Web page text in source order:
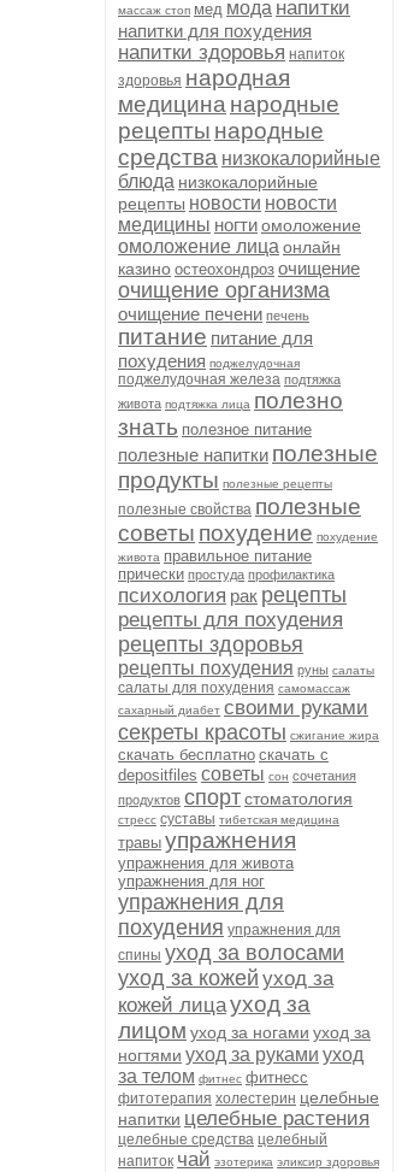
массаж стоп мед мода напитки
напитки для похудения
напитки здоровья напиток
здоровья народная
медицина народные
рецепты народные
средства низкокалорийные
блюда низкокалорийные
рецепты новости новости
медицины ногтиомоложение
омоложение лица онлайн
казино остеохондроз очищение
очищение организма
очищение печени печень
питание питание для
похудения поджелудочная
поджелудочная железа подтяжка
живота подтяжка лица полезно
знать полезное питание
полезные напитки полезные
продукты полезные рецепты
полезные свойства полезные
советы похудение похудение
живота правильное питание
прически простуда профилактика
психология рак рецепты
рецепты для похудения
рецепты здоровья
рецепты похудения руны салаты
салаты для похудения самомассаж
сахарный диабет своими руками
секреты красоты сжигание жира
скачать бесплатно скачать с
depositfiles советы сон сочетания
продуктов спортстоматология
стресс суставы тибетская медицина
травы упражнения
упражнения для живота
упражнения для ног
упражнения для
похудения упражнения для
спины уход за волосами
уход за кожей уход за
кожей лицауход за
лицом уход за ногами уход за
ногтями уход за руками уход
за телом фитнес фитнесс
фитотерапия холестерин целебные
напитки целебные растения
целебные средства целебный
напиток чай эзотерика эликсир здоровья